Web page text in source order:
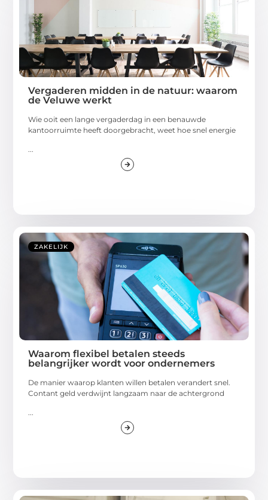
Vergaderen midden in de natuur: waarom
de Veluwe werkt
Wie ooit een lange vergaderdag in een benauwde
kantoorruimte heeft doorgebracht, weet hoe snel energie
...
ZAKELIJK
Waarom flexibel betalen steeds
belangrijker wordt voor ondernemers
De manier waarop klanten willen betalen verandert snel.
Contant geld verdwijnt langzaam naar de achtergrond
...